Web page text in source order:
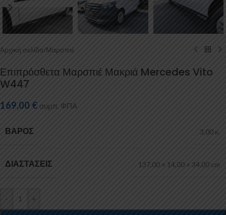
Αρχική σελίδα/Μαρσπιέ
Επιπρόσθετα Μαρσπιέ Μακριά Mercedes Vito
W447
169,00 € συμπ. ΦΠΑ
ΒΆΡΟΣ 3,00 κ.
ΔΙΑΣΤΆΣΕΙΣ 137,00 × 14,00 × 34,00 cm
- +